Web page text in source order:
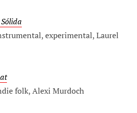
experimental, Laurel
folk, Alexi Murdoch